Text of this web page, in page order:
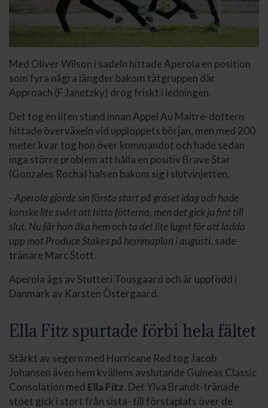
Med Oliver Wilson i sadeln hittade Aperola en position
som fyra några längder bakom tätgruppen där
Approach (F Janetzky) drog friskt i ledningen.
Det tog en liten stund innan Appel Au Maitre-dottern
hittade överväxeln vid upploppets början, men med 200
meter kvar tog hon över kommandot och hade sedan
inga större problem att hålla en positiv Brave Star
(Gonzales Rocha) halsen bakom sig i slutvinjetten.
-Aperola gjorde sin första start på gräset idag och hade
kanske lite svårt att hitta fötterna, men det gick ju fint till
slut. Nu får hon åka hem och ta det lite lugnt för att ladda
upp mot Produce Stakes på hemmaplan i augusti, sade
tränare Marc Stott.
Aperola ägs av Stutteri Tousgaard och är uppfödd i
Danmark av Karsten Östergaard.
Ella Fitz spurtade förbi hela fältet
Stärkt av segern med Hurricane Red tog Jacob
Johansen även hem kvällens avslutande Guineas Classic
Consolation med Ella Fitz. Det Ylva Brandt-tränade
stoet gick i stort från sista- till förstaplats över de